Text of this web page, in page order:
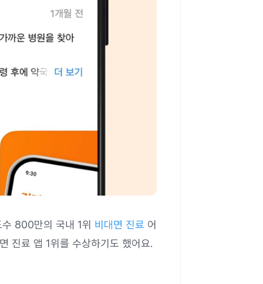
800만의 국내 1위 비대면 진료 어
진료 앱 1위를 수상하기도 했어요.